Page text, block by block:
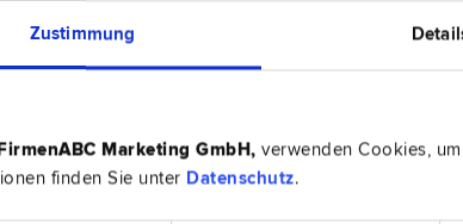
Zustimmung
Marketing GmbH, verwenden Cookies,
finden Sie unter Datenschutz.
HUBINGER